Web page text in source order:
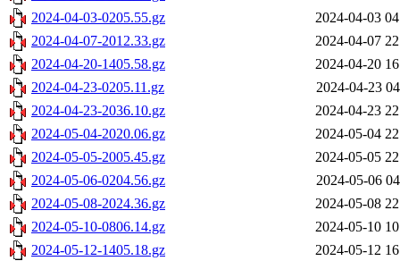
2024-04-03-0205.55.gz
2024-04-03
2024-04-07-2012.33.gz
2024-04-07
2024-04-20-1405.58.gz
2024-04-20
2024-04-23-0205.11.gz
2024-04-23
2024-04-23-2036.10.gz
2024-04-23
2024-05-04-2020.06.gz
2024-05-04
2024-05-05-2005.45.gz
2024-05-05
2024-05-06-0204.56.gz
2024-05-06
2024-05-08-2024.36.gz
2024-05-08
2024-05-10-0806.14.gz
2024-05-10
2024-05-12-1405.18.gz
2024-05-12